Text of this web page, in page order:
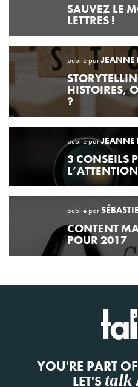
SAUVEZ LE
LETTRES !
publié parJEANNE
HISTOIRES,
?
publié parJEANNE
3 CONSEILS
publié par
CONTENT
POUR 2017
YOU'RE PART
LET'S talk